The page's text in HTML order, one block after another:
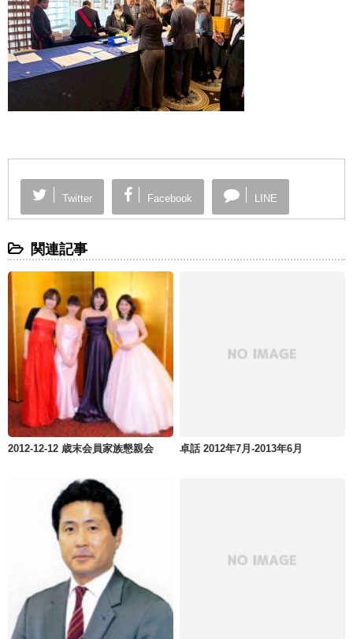
Twitter Facebook LINE
関連記事
2012-12-12 歳末会員家族懇親会 卓話 2012年7月-2013年6月